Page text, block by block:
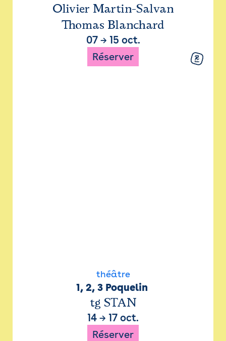
Olivier Martin-Salvan
Thomas Blanchard
07→ 15 oct.
Réserver
théâtre
1, 2, 3 Poquelin
tg STAN
14 → 17 oct.
Réserver